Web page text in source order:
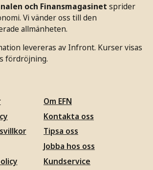
och Finansmagasinet sprider
Vi vänder oss till den
allmänheten.
levereras av Infront. Kurser visas
fördröjning.
Om EFN
Kontakta oss
Tipsa oss
Jobba hos oss
Kundservice